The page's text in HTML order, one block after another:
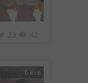
23 42
6 éve